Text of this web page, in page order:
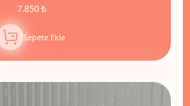
7.850 ₺
Sepete Ekle